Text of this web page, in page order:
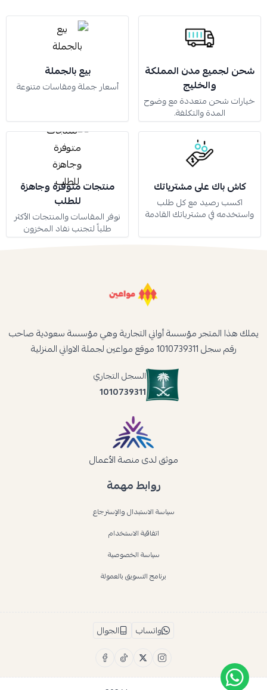
شحن لجميع مدن المملكة
والخليج
خيارات شحن متعددة مع وضوح
المدة والتكلفة.
بيع بالجملة
أسعار جملة ومقاسات متنوعة
كاش باك على مشترياتك
اكسب رصيد مع كل طلب
واستخدمه في مشترياتك القادمة
منتجات متوفرة وجاهزة
للطلب
نوفر المقاسات والمنتجات الأكثر
طلباً لتجنب نفاد المخزون
روابط مهمة
سياسة الاستبدال والإسترجاع
اتفاقية الاستخدام
سياسة الخصوصية
برنامج التسويق بالعمولة
يملك هذا المتجر مؤسسة أواني التجارية وهي مؤسسة سعودية صاحب
رقم سجل 1010739311 موقع مواعين لجملة الاواني المنزلية
السجل التجاري
1010739311
موثق لدى منصة الأعمال
واتساب الجوال